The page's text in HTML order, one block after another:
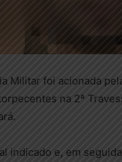
Militar foi acionada
na 2ª
indicado e, em